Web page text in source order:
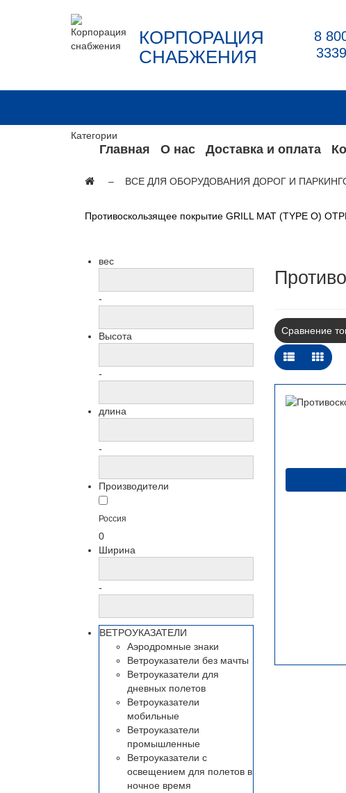
КОРПОРАЦИЯ
СНАБЖЕНИЯ
8
Категории
Главная О нас Доставка и оплата
ВСЕ ДЛЯ ОБОРУДОВАНИЯ ДОРОГ И
Противоскользящее покрытие GRILL MAT (TYPE O)
вес
-
Высота
-
длина
-
Производители
Россия
0
Ширина
-
ВЕТРОУКАЗАТЕЛИ
Аэродромные знаки
Ветроуказатели без мачты
Ветроуказатели для
дневных полетов
Ветроуказатели
мобильные
Ветроуказатели
промышленные
Ветроуказатели с
освещением для полетов в
ночное время
Сравнение